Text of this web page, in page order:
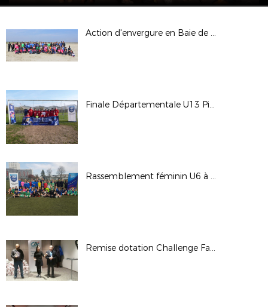
Action d'envergure en Baie de Somme
Finale Départementale U13 Pitch
Rassemblement féminin U6 à U11
Remise dotation Challenge Fair-Play